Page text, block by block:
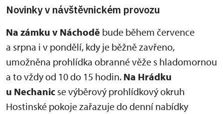
Novinky v návštěvnickém provozu
Na zámku v Náchodě bude během července
a srpna i v pondělí, kdy je běžně zavřeno,
umožněna prohlídka obranné věže s hladomornou
a to vždy od 10 do 15 hodin. Na Hrádku
u Nechanic se výběrový prohlídkový okruh
Hostinské pokoje zařazuje do denní nabídky